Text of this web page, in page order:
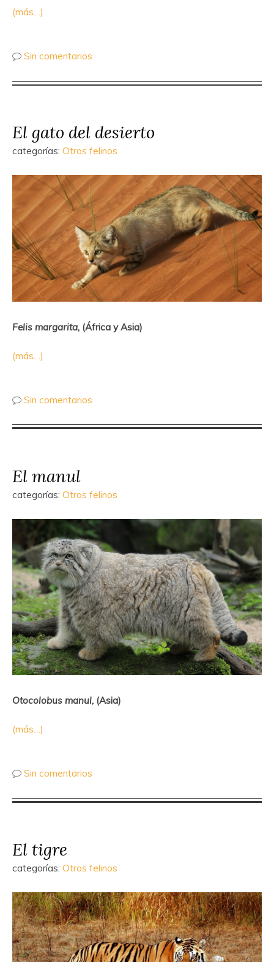
(más…)
Sin comentarios
El gato del desierto
categorías: Otros felinos
Felis margarita, (África y Asia)
(más…)
Sin comentarios
El manul
categorías: Otros felinos
Otocolobus manul, (Asia)
(más…)
Sin comentarios
El tigre
categorías: Otros felinos